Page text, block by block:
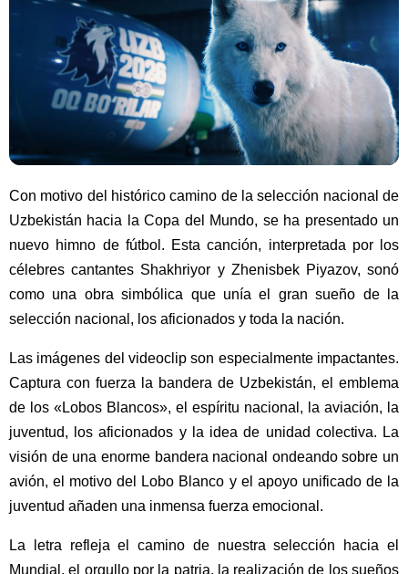
Con motivo del histórico camino de la selección nacional de
Uzbekistán hacia la Copa del Mundo, se ha presentado un
nuevo himno de fútbol. Esta canción, interpretada por los
célebres cantantes Shakhriyor y Zhenisbek Piyazov, sonó
como una obra simbólica que unía el gran sueño de la
selección nacional, los aficionados y toda la nación.
Las imágenes del videoclip son especialmente impactantes.
Captura con fuerza la bandera de Uzbekistán, el emblema
de los «Lobos Blancos», el espíritu nacional, la aviación, la
juventud, los aficionados y la idea de unidad colectiva. La
visión de una enorme bandera nacional ondeando sobre un
avión, el motivo del Lobo Blanco y el apoyo unificado de la
juventud añaden una inmensa fuerza emocional.
La letra refleja el camino de nuestra selección hacia el
Mundial, el orgullo por la patria, la realización de los sueños